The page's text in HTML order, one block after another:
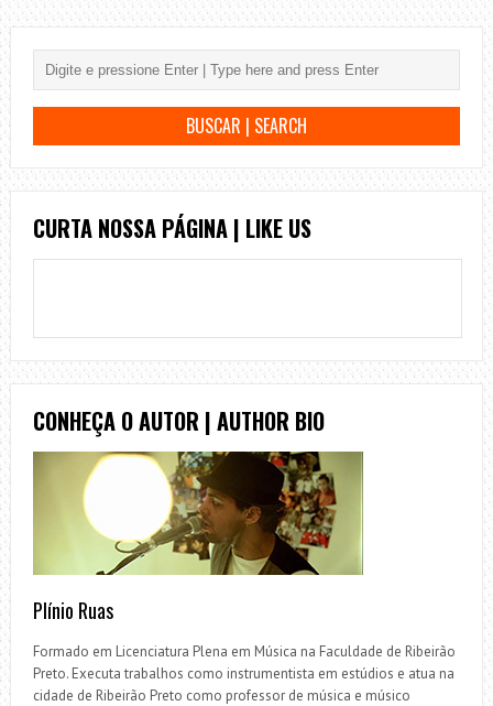
CURTA NOSSA PÁGINA | LIKE US
CONHEÇA O AUTOR | AUTHOR BIO
Plínio Ruas
Formado em Licenciatura Plena em Música na Faculdade de Ribeirão
Preto. Executa trabalhos como instrumentista em estúdios e atua na
cidade de Ribeirão Preto como professor de música e músico